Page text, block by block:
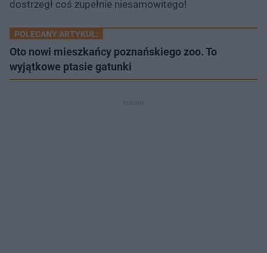
dostrzegł coś zupełnie niesamowitego!
POLECANY ARTYKUŁ:
Oto nowi mieszkańcy poznańskiego zoo. To
wyjątkowe ptasie gatunki